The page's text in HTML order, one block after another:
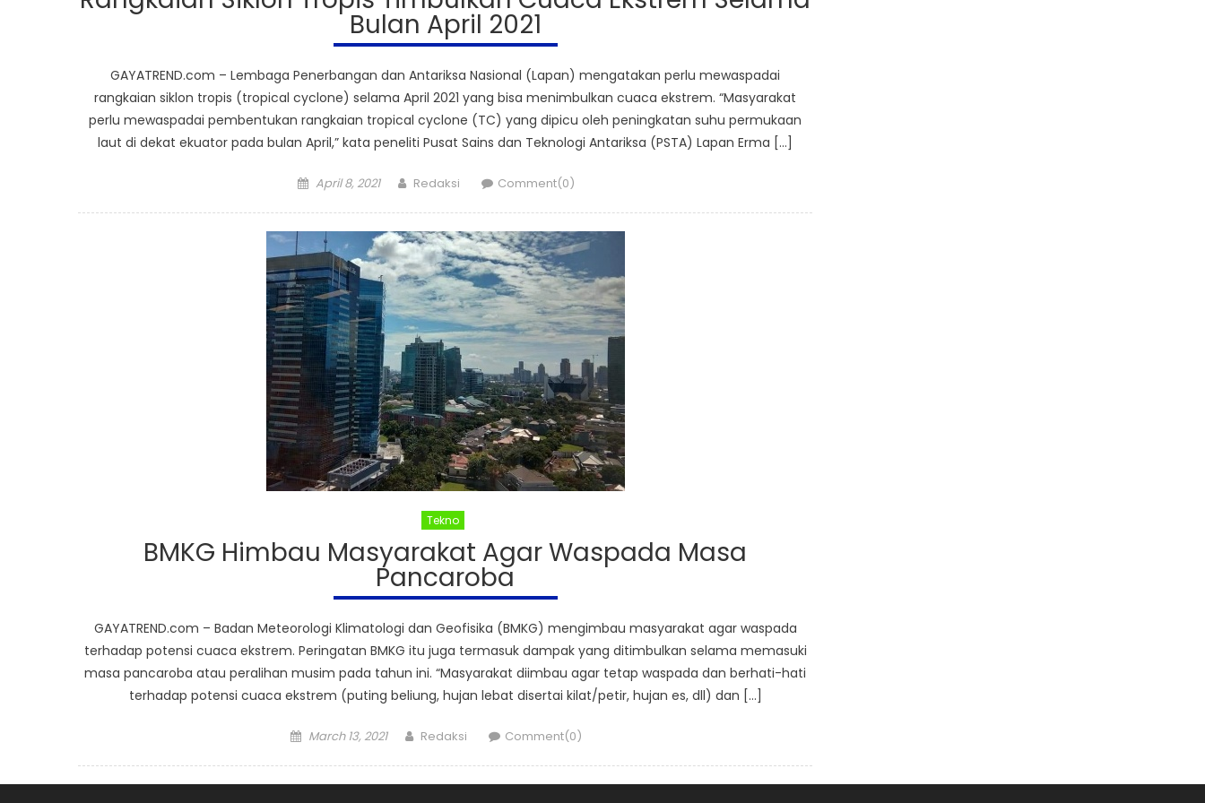
Bulan April 2021
GAYATREND.com – Lembaga Penerbangan dan Antariksa Nasional (Lapan) mengatakan perlu mewaspadai
rangkaian siklon tropis (tropical cyclone) selama April 2021 yang bisa menimbulkan cuaca ekstrem. “Masyarakat
perlu mewaspadai pembentukan rangkaian tropical cyclone (TC) yang dipicu oleh peningkatan suhu permukaan
laut di dekat ekuator pada bulan April,” kata peneliti Pusat Sains dan Teknologi Antariksa (PSTA) Lapan Erma […]
Posted
April 8, 2021 Author
Redaksi Comment(0)
Tekno
BMKG Himbau Masyarakat Agar Waspada Masa
Pancaroba
GAYATREND.com – Badan Meteorologi Klimatologi dan Geofisika (BMKG) mengimbau masyarakat agar waspada
terhadap potensi cuaca ekstrem. Peringatan BMKG itu juga termasuk dampak yang ditimbulkan selama memasuki
masa pancaroba atau peralihan musim pada tahun ini. “Masyarakat diimbau agar tetap waspada dan berhati-hati
terhadap potensi cuaca ekstrem (puting beliung, hujan lebat disertai kilat/petir, hujan es, dll) dan […]
Posted
March 13, 2021 Author
Redaksi Comment(0)